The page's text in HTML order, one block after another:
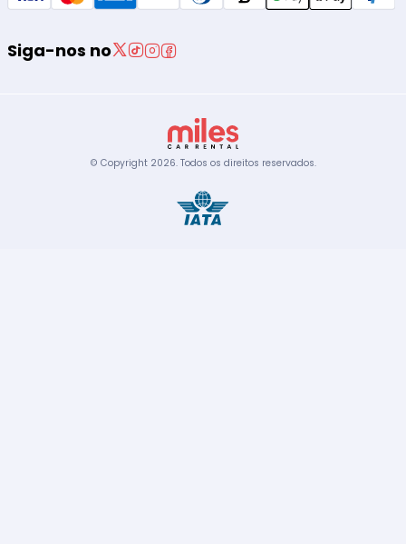
Siga-nos no
© Copyright 2026. Todos os direitos reservados.